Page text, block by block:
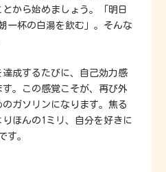
とから始めましょう。「明日
一杯の白湯を飲む」。そんな
成するたびに、自己効力感
。この感覚こそが、再び外
ガソリンになります。焦る
ほんの1ミリ、自分を好きに
す。